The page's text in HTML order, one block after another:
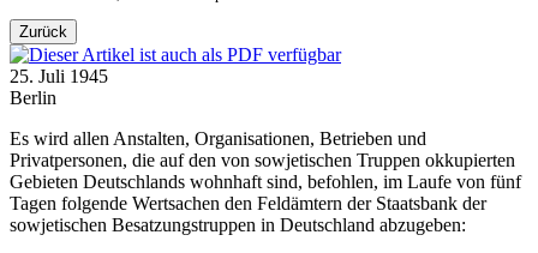
Zurück
25. Juli 1945
Berlin
Es wird allen Anstalten, Organisationen, Betrieben und
Privatpersonen, die auf den von sowjetischen Truppen okkupierten
Gebieten Deutschlands wohnhaft sind, befohlen, im Laufe von fünf
Tagen folgende Wertsachen den Feldämtern der Staatsbank der
sowjetischen Besatzungstruppen in Deutschland abzugeben: